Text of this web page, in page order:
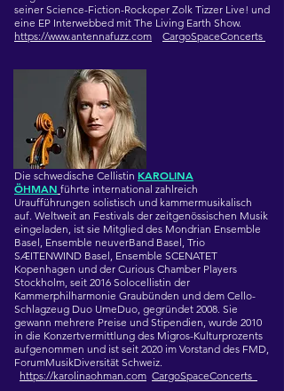
seiner Science-Fiction-Rockoper Zolk Tizzer Live! und
eine EP Interwebbed mit The Living Earth Show.
https://www.antennafuzz.com
CargoSpaceConcerts
Die schwedische Cellistin KAROLINA
ÖHMAN führte international zahlreich
Uraufführungen solistisch und kammermusikalisch
auf. Weltweit an Festivals der zeitgenössischen Musik
eingeladen, ist sie Mitglied des Mondrian Ensemble
Basel, Ensemble neuverBand Basel, Trio
SÆITENWIND Basel, Ensemble SCENATET
Kopenhagen und der Curious Chamber Players
Stockholm, seit 2016 Solocellistin der
Kammerphilharmonie Graubünden und dem Cello-
Schlagzeug Duo UmeDuo, gegründet 2008. Sie
gewann mehrere Preise und Stipendien, wurde 2010
in die Konzertvermittlung des Migros-Kulturprozents
aufgenommen und ist seit 2020 im Vorstand des FMD,
ForumMusikDiversität Schweiz.
https://karolinaohman.com CargoSpaceConcerts